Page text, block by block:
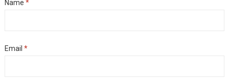
Name *
Email *